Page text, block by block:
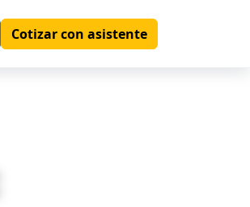
Cotizar con asistente